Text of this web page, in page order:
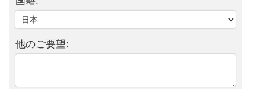
他のご要望: